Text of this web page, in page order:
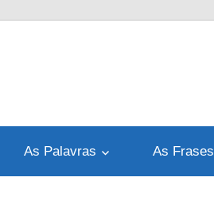
As Palavras As Frases